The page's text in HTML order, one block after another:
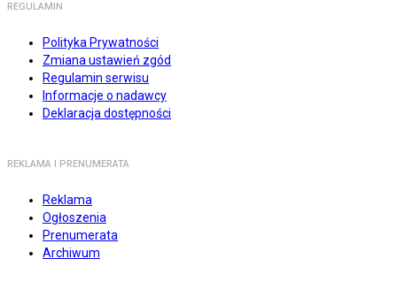
REGULAMIN
Polityka Prywatności
Zmiana ustawień zgód
Regulamin serwisu
Informacje o nadawcy
Deklaracja dostępności
REKLAMA I PRENUMERATA
Reklama
Ogłoszenia
Prenumerata
Archiwum